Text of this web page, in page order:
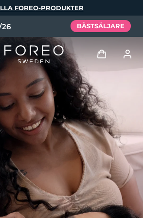
FOREO-PRODUKTER
26 BÄSTSÄLJARE
Logga in
Användarprofil
Mina enheter
Mina beställningar
Mina adresser
Mina prenumerationer
Tech Elixir
Set
Deutsch
Español
Italiano
Português
Svenska
Русский
简体中文 繁體中文